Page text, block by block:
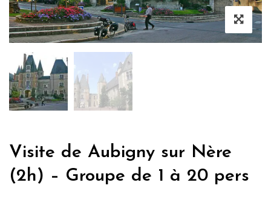
Visite de Aubigny sur Nère
(2h) – Groupe de 1 à 20 pers